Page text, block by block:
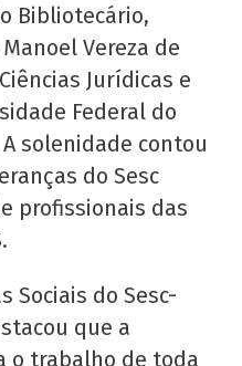
Bibliotecário,
Vereza de
Jurídicas e
Federal do
solenidade contou
do Sesc
profissionais das
Sociais do Sesc-
que a
o trabalho de toda